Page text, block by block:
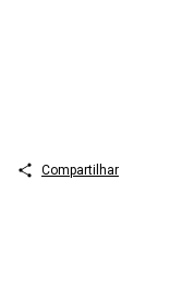
Compartilhar